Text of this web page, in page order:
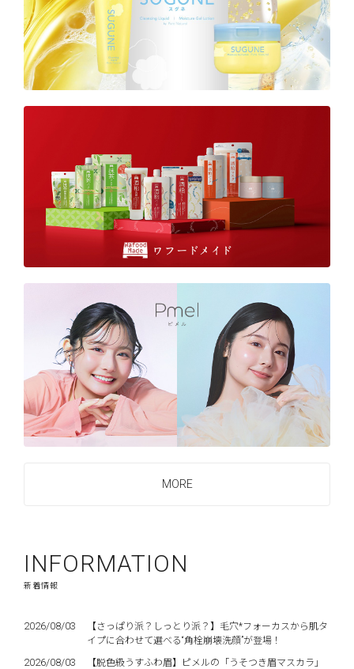
MORE
INFORMATION
新着情報
2026/08/03
【さっぱり派？しっとり派？】毛穴*フォーカスから肌タ
イプに合わせて選べる“角栓崩壊洗顔”が登場！
2026/08/03
【脱色級うすふわ眉】ピメルの「うそつき眉マスカラ」